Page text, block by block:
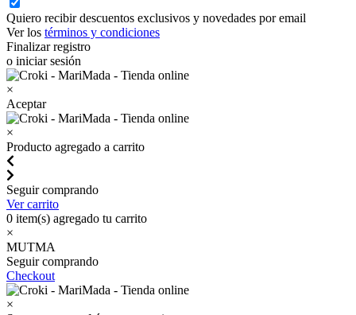
Quiero recibir descuentos exclusivos y novedades por email
Ver los términos y condiciones
Finalizar registro
o iniciar sesión
×
Aceptar
×
Producto agregado a carrito
Seguir comprando
Ver carrito
0 item(s) agregado tu carrito
×
MUTMA
Seguir comprando
Checkout
×